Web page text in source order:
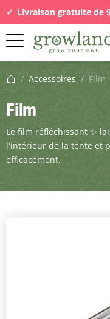
Livraison gratuite de
Page d’accueil
/ Accessoires / Film
Film
Le film réfléchissant ✨
l'intérieur de la tente et
efficacement.